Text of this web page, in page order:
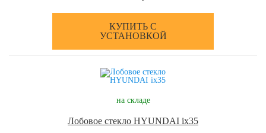
КУПИТЬ С
УСТАНОВКОЙ
на складе
Лобовое стекло HYUNDAI ix35